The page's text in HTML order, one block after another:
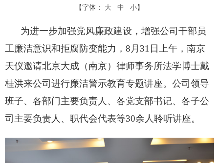
【字体： 大 中 小】
为进一步加强党风廉政建设，增强公司干部员
工廉洁意识和拒腐防变能力，8月31日上午，南京
天仪邀请北京大成（南京）律师事务所法学博士戴
桂洪来公司进行廉洁警示教育专题讲座。公司领导
班子、各部门主要负责人、各党支部书记、各子公
司主要负责人、职代会代表等30余人聆听讲座。